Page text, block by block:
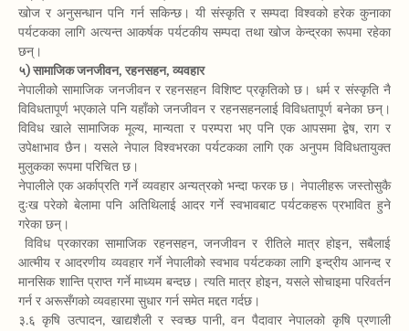
खोज र अनुसन्धान पनि गर्न सकिन्छ। यी संस्कृति र सम्पदा विश्वको हरेक कुनाका
पर्यटकका लागि अत्यन्त आकर्षक पर्यटकीय सम्पदा तथा खोज केन्द्रका रूपमा रहेका
छन्।
५) सामाजिक जनजीवन, रहनसहन, व्यवहार
नेपालीको सामाजिक जनजीवन र रहनसहन विशिष्ट प्रकृतिको छ। धर्म र संस्कृति नै
विविधतापूर्ण भएकाले पनि यहाँको जनजीवन र रहनसहनलाई विविधतापूर्ण बनेका छन्।
विविध खाले सामाजिक मूल्य, मान्यता र परम्परा भए पनि एक आपसमा द्वेष, राग र
उपेक्षाभाव छैन। यसले नेपाल विश्वभरका पर्यटकका लागि एक अनुपम विविधतायुक्त
मुलुकका रूपमा परिचित छ।
नेपालीले एक अर्काप्रति गर्ने व्यवहार अन्यत्रको भन्दा फरक छ। नेपालीहरू जस्तोसुकै
दुःख परेको बेलामा पनि अतिथिलाई आदर गर्ने स्वभावबाट पर्यटकहरू प्रभावित हुने
गरेका छन्।
विविध प्रकारका सामाजिक रहनसहन, जनजीवन र रीतिले मात्र होइन, सबैलाई
आत्मीय र आदरणीय व्यवहार गर्ने नेपालीको स्वभाव पर्यटकका लागि इन्द्रीय आनन्द र
मानसिक शान्ति प्राप्त गर्ने माध्यम बन्दछ। त्यति मात्र होइन, यसले सोचाइमा परिवर्तन
गर्न र अरूसँगको व्यवहारमा सुधार गर्न समेत मद्दत गर्दछ।
३.६ कृषि उत्पादन, खाद्यशैली र स्वच्छ पानी, वन पैदावार नेपालको कृषि प्रणाली